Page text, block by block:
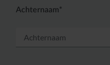
Achternaam*